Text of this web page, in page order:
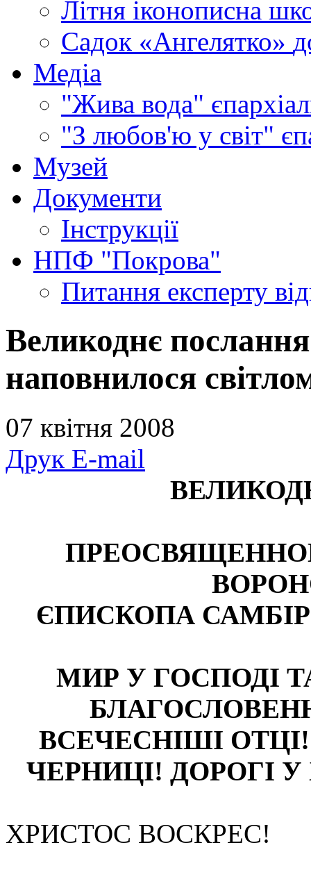
Літня іконописна
Садок «Ангелятко»
Медіа
"Жива вода"
"З любов'ю у світ"
Музей
Документи
Інструкції
НПФ "Покрова"
Питання експерту
Великоднє
наповнилося
07 квітня 2008
Друк E-mail
ЄПИСКОПА
МИР У ГОСПОДІ
ВСЕЧЕСНІШІ
ЧЕРНИЦІ! ДОРОГІ У
ХРИСТОС ВОСКРЕС!